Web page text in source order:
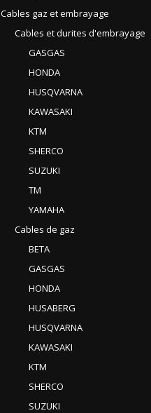
Cables gaz et embrayage
Cables et durites d'embrayage
GASGAS
HONDA
HUSQVARNA
KAWASAKI
KTM
SHERCO
SUZUKI
TM
YAMAHA
Cables de gaz
BETA
GASGAS
HONDA
HUSABERG
HUSQVARNA
KAWASAKI
KTM
SHERCO
SUZUKI